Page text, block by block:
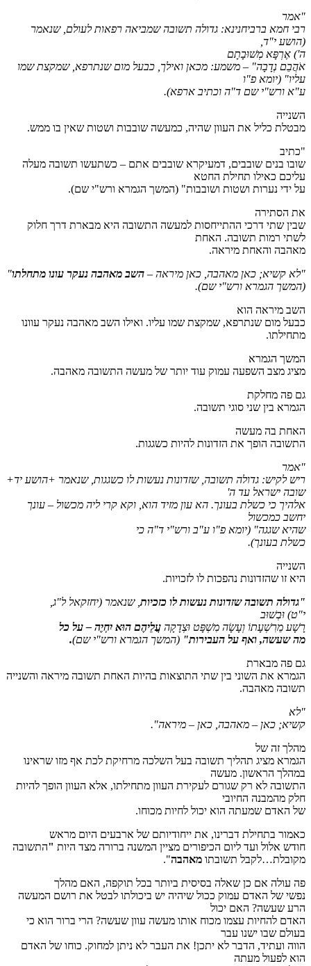
"אמר
רבי חמא ברביחנינא: גדולה תשובה שמביאה רפאות לעולם, שנאמר
(הושע י"ד,
ה') אֶרְפָּא מְשׁוּבָתָם
אֹהֲבֵם נְדָבָה" – משמע: מכאן ואילך, כבעל מום שנתרפא, שמקצת שמו
עליו" (יומא פ"ו
ע"א ורש"י שם ד"ה וכתיב ארפא).
השנייה
מבטלת כליל את העוון שהיה, כמעשה שובבות ושטות שאין בו ממש.
"כתיב
שובו בנים שובבים, דמעיקרא שובבים אתם – כשתעשו תשובה מעלה
עליכם כאילו תחילת החטא
על ידי נערות ושטות ושובבות" (המשך הגמרא ורש"י שם).
את הסתירה
שבין שתי דרכי ההתייחסות למעשה התשובה היא מבארת דרך חלוק
לשתי רמות תשובה. האחת
מאהבה והאחת מיראה.
"לא קשיא; כאן מאהבה, כאן מיראה – השב מאהבה נעקר עונו מתחלתו"
(המשך הגמרא ורש"י שם).
השב מיראה הוא
כבעל מום שנתרפא, שמקצת שמו עליו. ואילו השב מאהבה נעקר עוונו
מתחילתו.
המשך הגמרא
מציג מצב השפעה עמוק עוד יותר של מעשה התשובה מאהבה.
גם פה מחלקת
הגמרא בין שני סוגי תשובה.
האחת בה מעשה
התשובה הופך את הזדונות להיות כשגגות.
"אמר
ריש לקיש: גדולה תשובה, שזדונות נעשות לו כשגגות, שנאמר +הושע יד+
שובה ישראל עד ה'
אלהיך כי כשלת בעונך. הא עון מזיד הוא, וקא קרי ליה מכשול – עונך
יחשב כמכשול
שהיא שגגה" (יומא פ"ו ע"ב ורש"י ד"ה כי
כשלת בעונך).
השנייה
היא זו שהזדונות נהפכות לו לזכויות.
"גדולה תשובה שזדונות נעשות לו כזכיות , שנאמר (יחזקאל ל"ג,
י"ט) וּבְשׁוּב
רָשָׁע מֵרִשְׁעָתוֹ וְעָשָׂה מִשְׁפָּט וּצְדָקָה עֲלֵיהֶם הוּא יִחְיֶה – על כל
מה שעשה, ואף על העבירות" (המשך הגמרא ורש"י שם).
גם פה מבארת
הגמרא את השוני בין שתי התוצאות בהיות האחת תשובה מיראה והשנייה
תשובה מאהבה.
"לא
קשיא; כאן – מאהבה, כאן – מיראה".
מהלך זה של
הגמרא מציג תהליך תשובה בעל השלכה מרחיקת לכת אף מזו שראינו
במהלך הראשון. מעשה
התשובה לא רק שגורם לעקירת העוון מתחילתו, אלא העוון הופך להיות
חלק מהמבנה החיובי
של האדם שמעתה הוא יכול לחיות מכוחו.
כאמור בתחילת דברינו, את ייחודיותם של ארבעים היום מראש
חודש אלול ועד ליום הכיפורים מציין המשנה ברורה מצד היות "התשובה
מקובלת…לקבל תשובתו מאהבה".
פה עולה אם כן שאלה בסיסית ביותר בכל תוקפה, האם מהלך
נפשי של האדם עמוק ככול שיהיה יש ביכולתו לבטל את רושם המעשה
הרע שעשה? האם יכול
האדם להחיות עצמו מכוח אותו מעשה עוון שעשה? הרי ברור הוא כי
בעולם שבו ישנו עבר
הווה ועתיד, הדבר לא יתכן! את העבר לא ניתן למחוק. כוחו של האדם
הוא לפעול מעתה